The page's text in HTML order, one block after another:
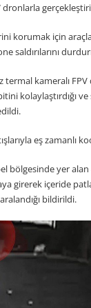
korumak için
saldırılarını
termal kameralı
kolaylaştırdığı ve
eş zamanlı
bölgesinde yer alan
girerek içeride
bildirildi.